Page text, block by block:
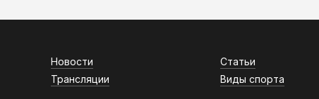
Новости Статьи
Трансляции
Виды спорта